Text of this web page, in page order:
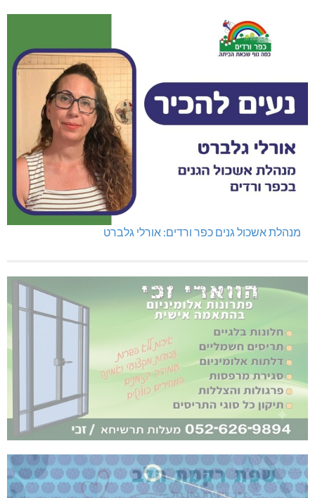
מנהלת אשכול גנים כפר ורדים: אורלי גלברט